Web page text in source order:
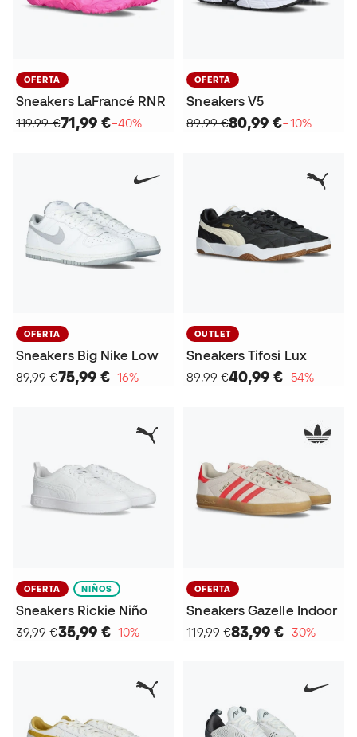
OFERTA
Sneakers LaFrancé RNR
119,99 €71,99 €−40%
OFERTA
Sneakers V5
89,99 €80,99 €−10%
OFERTA
Sneakers Big Nike Low
89,99 €75,99 €−16%
OUTLET
Sneakers Tifosi Lux
89,99 €40,99 €−54%
OFERTA NIÑOS
Sneakers Rickie Niño
39,99 €35,99 €−10%
OFERTA
Sneakers Gazelle Indoor
119,99 €83,99 €−30%